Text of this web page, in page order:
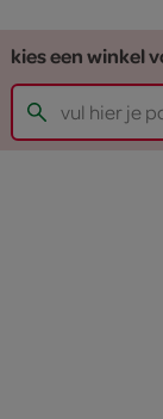
kies een winkel